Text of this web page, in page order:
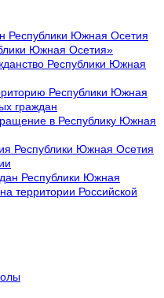
Республики Южная Осетия
Южная Осетия»
Республики Южная
Республики Южная
граждан
в Республику Южная
Республики Южная Осетия
Республики Южная
территории Российской